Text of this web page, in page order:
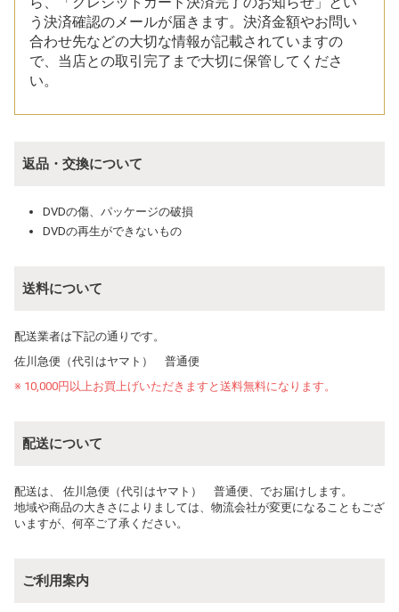
う決済確認のメールが届きます。決済金額やお問い
合わせ先などの大切な情報が記載されていますの
で、当店との取引完了まで大切に保管してくださ
い。
返品・交換について
DVDの傷、パッケージの破損
DVDの再生ができないもの
送料について
配送業者は下記の通りです。
佐川急便（代引はヤマト） 普通便
※ 10,000円以上お買上げいただきますと送料無料になります。
配送について
配送は、 佐川急便（代引はヤマト） 普通便、でお届けします。
地域や商品の大きさによりましては、物流会社が変更になることもござ
いますが、何卒ご了承ください。
ご利用案内